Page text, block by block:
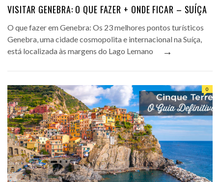
VISITAR GENEBRA: O QUE FAZER + ONDE FICAR – SUÍÇA
O que fazer em Genebra: Os 23 melhores pontos turísticos
Genebra, uma cidade cosmopolita e internacional na Suíça,
está localizada às margens do Lago Lemano
→
0